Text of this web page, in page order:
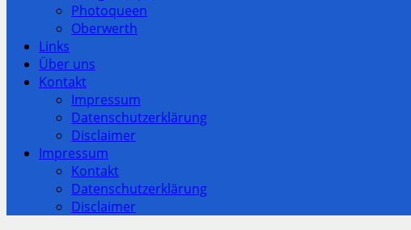
Photoqueen
Oberwerth
Links
Über uns
Kontakt
Impressum
Datenschutzerklärung
Disclaimer
Impressum
Kontakt
Datenschutzerklärung
Disclaimer